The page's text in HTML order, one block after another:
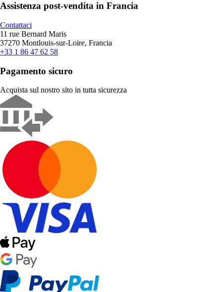
Assistenza post-vendita in Francia
Contattaci
11 rue Bernard Maris
37270 Montlouis-sur-Loire, Francia
+33 1 86 47 62 58
Pagamento sicuro
Acquista sul nostro sito in tutta sicurezza